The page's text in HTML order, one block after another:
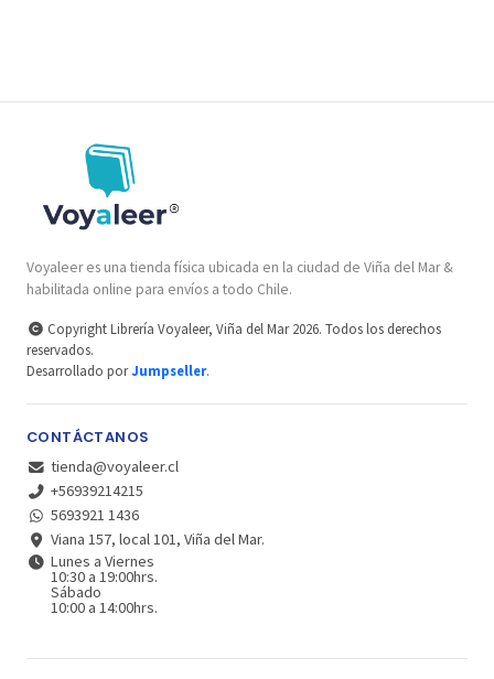
Voyaleer es una tienda física ubicada en la ciudad de Viña del Mar &
habilitada online para envíos a todo Chile.
Copyright Librería Voyaleer, Viña del Mar 2026. Todos los derechos
reservados.
Desarrollado porJumpseller.
CONTÁCTANOS
tienda@voyaleer.cl
+56939214215
5693921 1436
Viana 157, local 101, Viña del Mar.
Lunes a Viernes
10:30 a 19:00hrs.
Sábado
10:00 a 14:00hrs.